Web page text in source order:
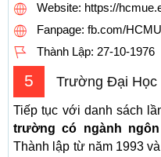
Website: https://
Fanpage: fb.com/
Thành Lập: 27-10-1976
5 Trường Đại Học
Tiếp tục với danh sách
trường có ngành
Thành lập từ năm 1993